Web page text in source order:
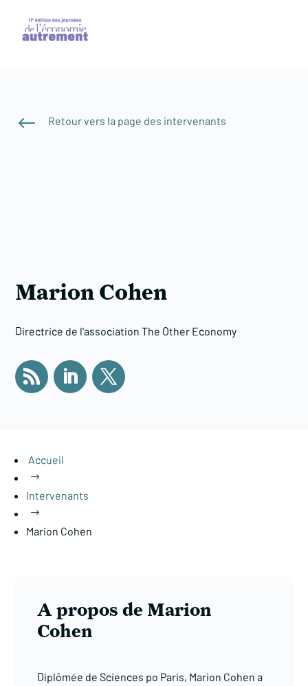
# Retour vers la page des intervenants
Marion Cohen
Directrice de l'association The Other Economy
Accueil
$
Intervenants
$
Marion Cohen
A propos de Marion
Cohen
Diplômée de Sciences po Paris, Marion Cohen a